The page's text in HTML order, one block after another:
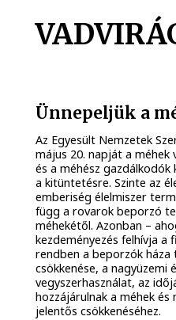
Ünnepeljük a
Az Egyesült Nemzetek
május 20. napját a
és a méhész
a kitüntetésre. Szinte az
emberiség élelmiszer
függ a rovarok beporzó
méhekétől. Azonban –
kezdeményezés felhívja a
rendben a beporzók háza
csökkenése, a nagyüzemi
vegyszerhasználat, az
hozzájárulnak a méhek
jelentős csökkenéséhez.